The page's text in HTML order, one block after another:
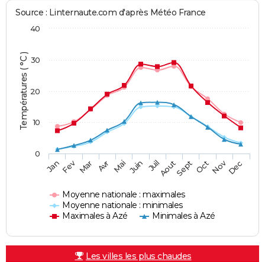
Températures ( °C )
Source : Linternaute.com d'après Météo France
Moyenne nationale : maximales
Moyenne nationale : minimales
Maximales à Azé
Minimales à Azé
JanFev Mar Avr Mai Juin JuilAoutSept OctNovDec
0
10
20
30
40
Les villes les plus chaudes